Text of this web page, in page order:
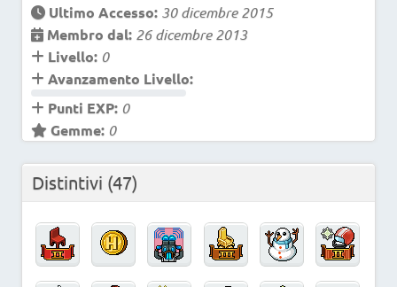
Ultimo Accesso: 30 dicembre 2015
Membro dal: 26 dicembre 2013
Livello: 0
Avanzamento Livello:
Punti EXP: 0
Gemme: 0
Distintivi (47)